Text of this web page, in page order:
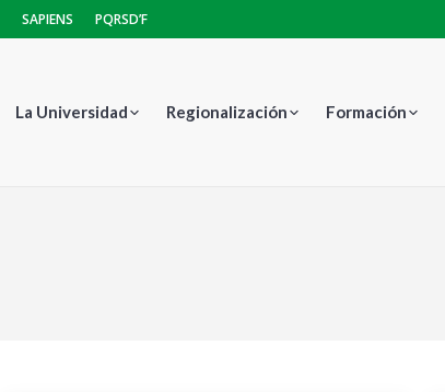
SAPIENS PQRSD’F
La Universidad Regionalización Formación